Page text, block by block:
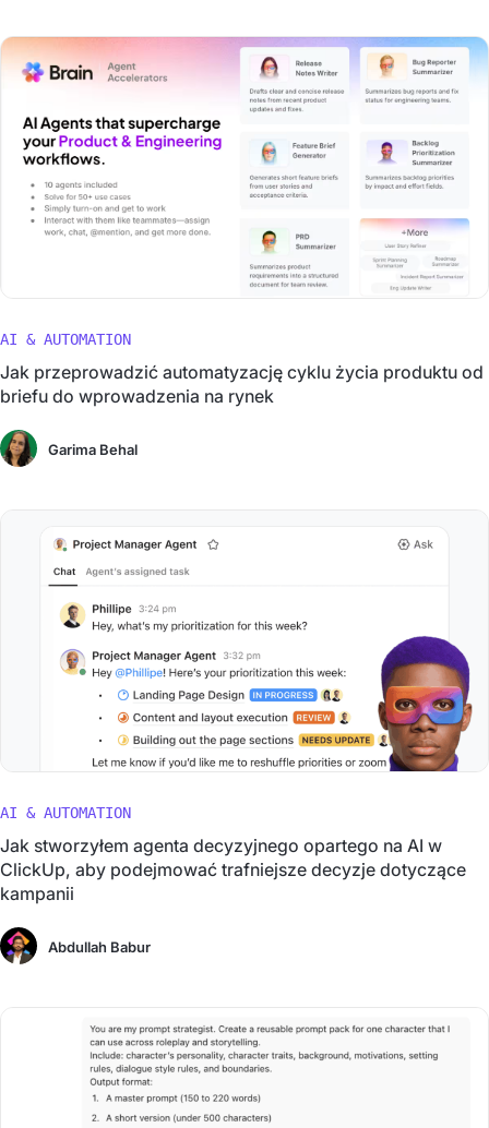
AI & AUTOMATION
Jak przeprowadzić automatyzację cyklu życia produktu od
briefu do wprowadzenia na rynek
Garima Behal
AI & AUTOMATION
Jak stworzyłem agenta decyzyjnego opartego na AI w
ClickUp, aby podejmować trafniejsze decyzje dotyczące
kampanii
Abdullah Babur